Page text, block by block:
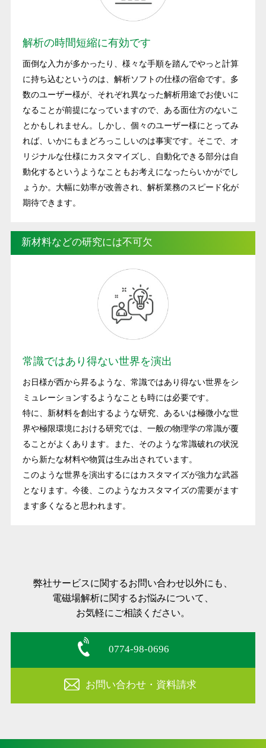
解析の時間短縮に有効です
面倒な入力が多かったり、様々な手順を踏んでやっと計算
に持ち込むというのは、解析ソフトの仕様の宿命です。多
数のユーザー様が、それぞれ異なった解析用途でお使いに
なることが前提になっていますので、ある面仕方のないこ
とかもしれません。しかし、個々のユーザー様にとってみ
れば、いかにもまどろっこしいのは事実です。そこで、オ
リジナルな仕様にカスタマイズし、自動化できる部分は自
動化するというようなこともお考えになったらいかがでし
ょうか。大幅に効率が改善され、解析業務のスピード化が
期待できます。
新材料などの研究には不可欠
常識ではあり得ない世界を演出
お日様が西から昇るような、常識ではあり得ない世界をシ
ミュレーションするようなことも時には必要です。
特に、新材料を創出するような研究、あるいは極微小な世
界や極限環境における研究では、一般の物理学の常識が覆
ることがよくあります。また、そのような常識破れの状況
から新たな材料や物質は生み出されています。
このような世界を演出するにはカスタマイズが強力な武器
となります。今後、このようなカスタマイズの需要がます
ます多くなると思われます。
弊社サービスに関するお問い合わせ以外にも、
電磁場解析に関するお悩みについて、
お気軽にご相談ください。
0774-98-0696
お問い合わせ・資料請求